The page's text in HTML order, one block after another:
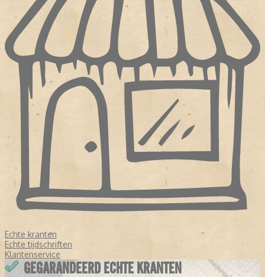
Echte kranten
Echte tijdschriften
Klantenservice
GEGARANDEERD ECHTE KRANTEN